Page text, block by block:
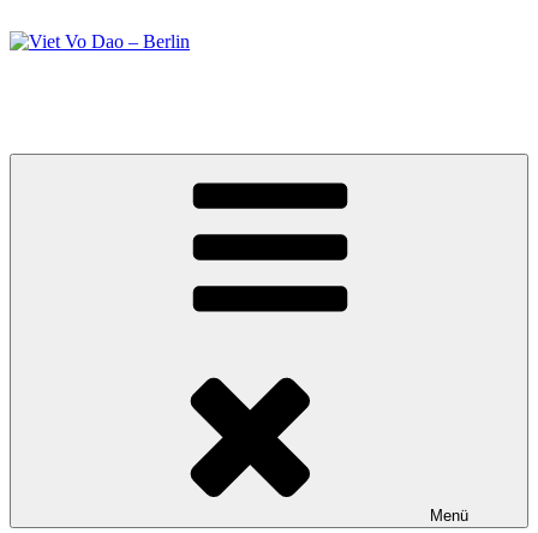
Inhalt
Menü